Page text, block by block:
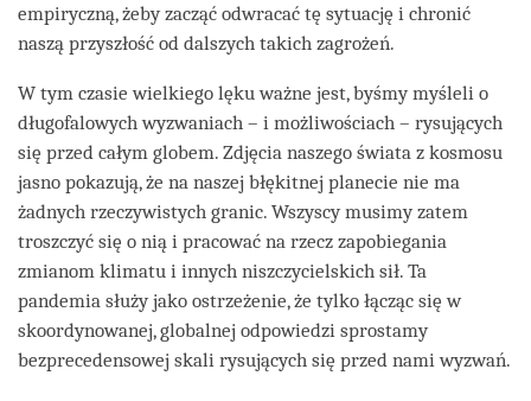
empiryczną, żeby zacząć odwracać tę sytuację i chronić
naszą przyszłość od dalszych takich zagrożeń.
W tym czasie wielkiego lęku ważne jest, byśmy myśleli o
długofalowych wyzwaniach – i możliwościach – rysujących
się przed całym globem. Zdjęcia naszego świata z kosmosu
jasno pokazują, że na naszej błękitnej planecie nie ma
żadnych rzeczywistych granic. Wszyscy musimy zatem
troszczyć się o nią i pracować na rzecz zapobiegania
zmianom klimatu i innych niszczycielskich sił. Ta
pandemia służy jako ostrzeżenie, że tylko łącząc się w
skoordynowanej, globalnej odpowiedzi sprostamy
bezprecedensowej skali rysujących się przed nami wyzwań.